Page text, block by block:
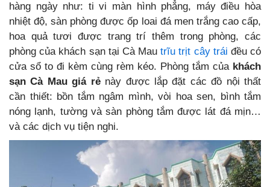
hàng ngày như: ti vi màn hình phẳng, máy điều hòa
nhiệt độ, sàn phòng được ốp loai đá men trắng cao cấp,
hoa quả tươi được trang trí thêm trong phòng, các
phòng của khách sạn tại Cà Mautrĩu trịt cây trái đều có
cửa sổ to đi kèm cùng rèm kéo. Phòng tắm của khách
sạn Cà Mau giá rẻnày được lắp đặt các đồ nội thất
cần thiết: bồn tắm ngâm mình, vòi hoa sen, bình tắm
nóng lạnh, tường và sàn phòng tắm được lát đá mịn…
và các dịch vụ tiện nghi.